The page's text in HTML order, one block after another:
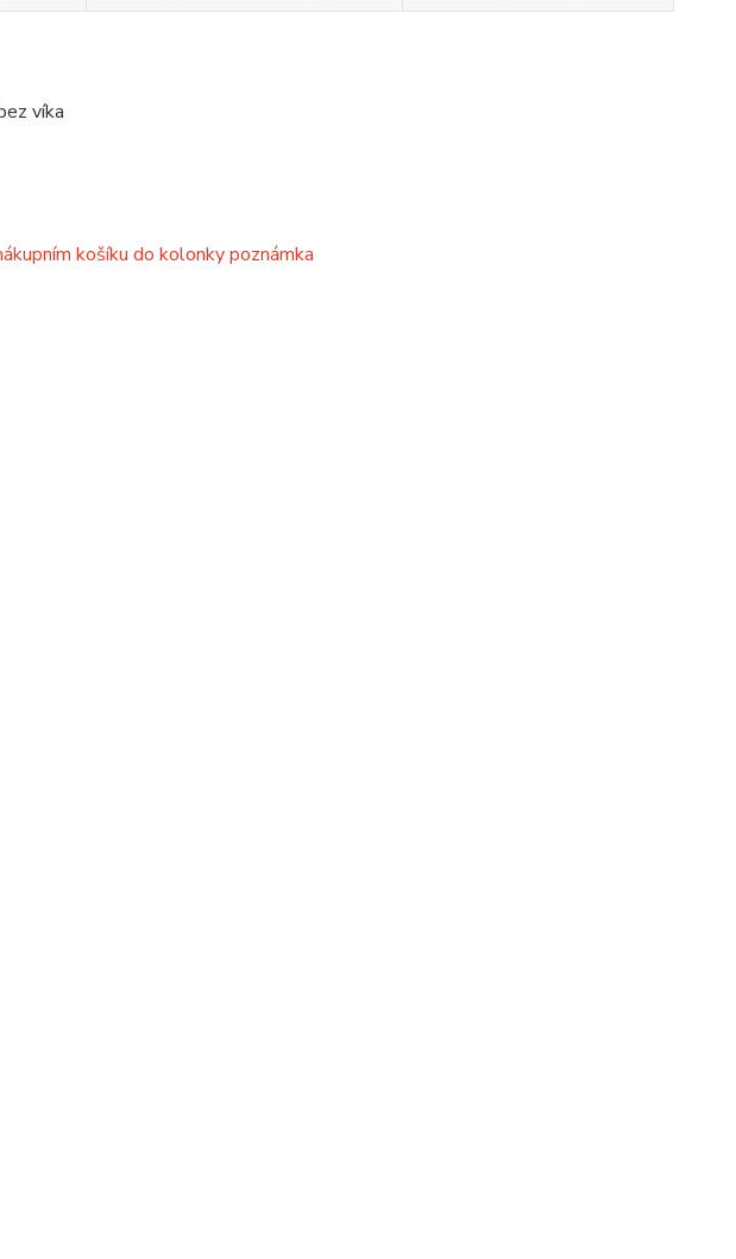
víka
košíku do kolonky poznámka